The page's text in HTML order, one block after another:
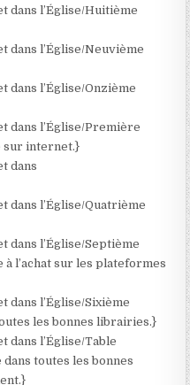
dans l’Église/Huitième
dans l’Église/Neuvième
dans l’Église/Onzième
dans l’Église/Première
sur internet.}
dans
dans l’Église/Quatrième
dans l’Église/Septième
à l’achat sur les plateformes
dans l’Église/Sixième
les bonnes librairies.}
dans l’Église/Table
dans toutes les bonnes